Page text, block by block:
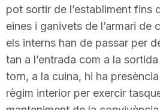
pot sortir de l’establiment fins
eines i ganivets de l’armari de
els interns han de passar per
tan a l’entrada com a la
torn, a la cuina, hi ha
règim interior per exercir